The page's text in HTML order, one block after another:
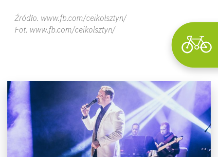
Źródło. www.fb.com/ceikolsztyn/
Fot. www.fb.com/ceikolsztyn/